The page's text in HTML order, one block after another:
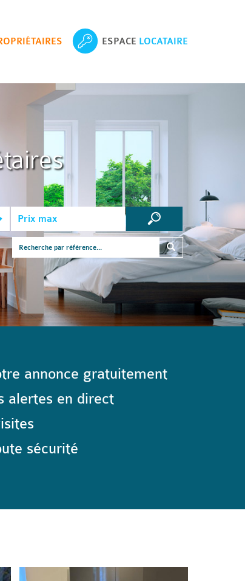
ESPACE LOCATAIRE
annonce gratuitement
alertes en direct
sécurité